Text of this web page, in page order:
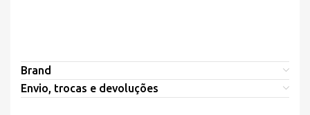
Brand
Envio, trocas e devoluções